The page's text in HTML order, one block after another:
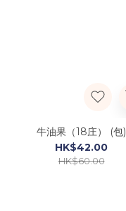
牛油果（18庄） (包)
HK$42.00
HK$60.00